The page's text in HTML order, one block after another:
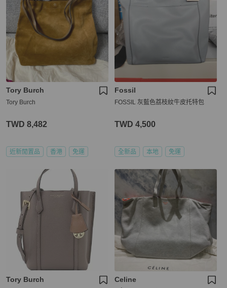
Tory Burch
Tory Burch
TWD 8,482
近新閒置品 香港 免運
Fossil
FOSSIL 灰藍色荔枝紋牛皮托特包
TWD 4,500
全新品 本地 免運
Tory Burch Celine